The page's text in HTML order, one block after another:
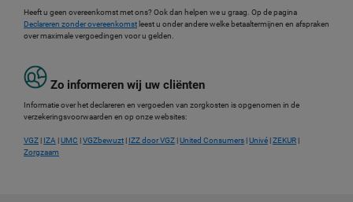
Heeft u geen overeenkomst met ons? Ook dan helpen we u graag. Op de pagina
Declareren zonder overeenkomst leest u onder andere welke betaaltermijnen en afspraken
over maximale vergoedingen voor u gelden.
Zo informeren wij uw cliënten
Informatie over het declareren en vergoeden van zorgkosten is opgenomen in de
verzekeringsvoorwaarden en op onze websites:
VGZ | IZA |UMC |VGZbewuzt | IZZ door VGZ |United Consumers |Univé |ZEKUR |
Zorgzaam